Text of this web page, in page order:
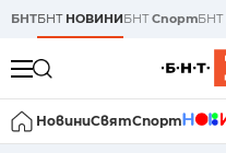
БНТБНТ НОВИНИБНТСпортБНТ
НовиниСвятСпорт